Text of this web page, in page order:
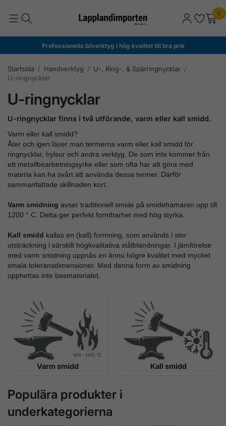
0
Professionella bilverktyg i hög kvalitet till bra pris
Startsida / Handverktyg / U-, Ring-, & Spärringnycklar /
U-ringnycklar
U-ringnycklar
U-ringnycklar finns i två utförande, varm eller kall smidd.
Varm eller kall smidd?
Åter och igen läser man termerna varm eller kall smidd för
ringnycklar, hylsor och andra verktyg. De som inte kommer från
ett metallbearbetningsyrke eller som ofta har att göra med
materia kan ha svårt att använda dessa termer. Därför
sammanfattade skillnaden kort:
Varm smidning avser traditionell smide på smidehamaren upp till
1200 ° C. Detta ger perfekt formbarhet med hög styrka.
Kall smidd kallas en (kall) formning, som används i stor
utsträckning i särskilt högkvalitativa stålblandningar. I jämförelse
med varm smidning uppnås en ännu högre kvalitet med mycket
smala toleransdimensioner. Med denna form av smidning
upphettas inte basmaterialet.
Varm smidd Kall smidd
Populära produkter i
underkategorierna